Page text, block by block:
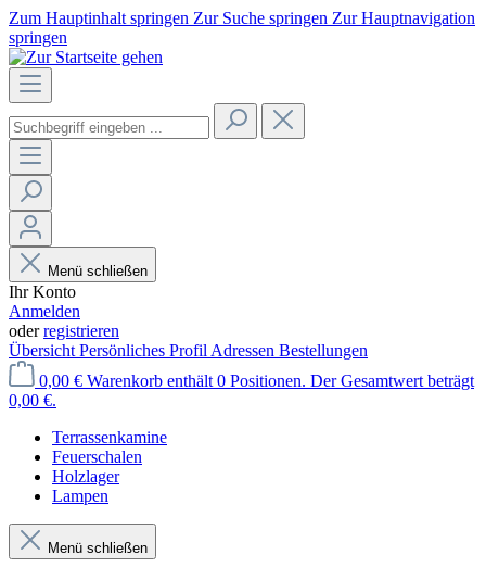
Zum Hauptinhalt springen Zur Suche springen Zur Hauptnavigation
springen
Menü schließen
Ihr Konto
Anmelden
oderregistrieren
Übersicht Persönliches Profil Adressen Bestellungen
0,00 € Warenkorb enthält 0 Positionen. Der Gesamtwert beträgt
0,00 €.
Terrassenkamine
Feuerschalen
Holzlager
Lampen
Menü schließen